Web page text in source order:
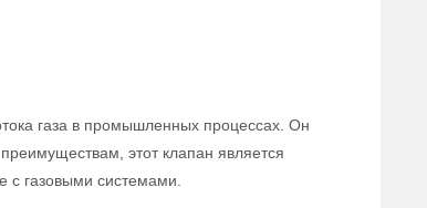
газа в промышленных процессах. Он
этот клапан является
газовыми системами.